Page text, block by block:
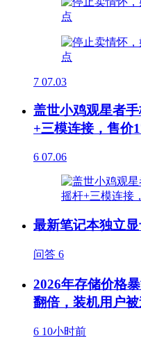
7 07.03
盖世小鸡观星者
+三模连接，售价
6 07.06
最新笔记本独立
问答 6
2026年存储价格
翻倍，装机用户
6 10小时前